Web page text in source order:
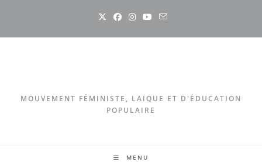
content
MOUVEMENT FÉMINISTE, LAÏQUE ET D'ÉDUCATION
POPULAIRE
MENU